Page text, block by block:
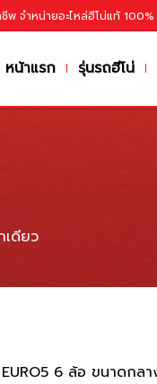
จำหน่ายอะไหล่ฮีโน่แท้
หน้าแรก รุ่นรถฮีโน่
เดียว
EURO5 6 ล้อ ขนาดกลา